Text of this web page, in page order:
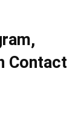
Contact